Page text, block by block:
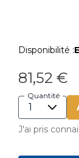
Disponibilité :
81,52 €
Quantité
J'ai pris